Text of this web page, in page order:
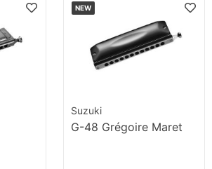
NEW
Suzuki
G-48 Grégoire Maret